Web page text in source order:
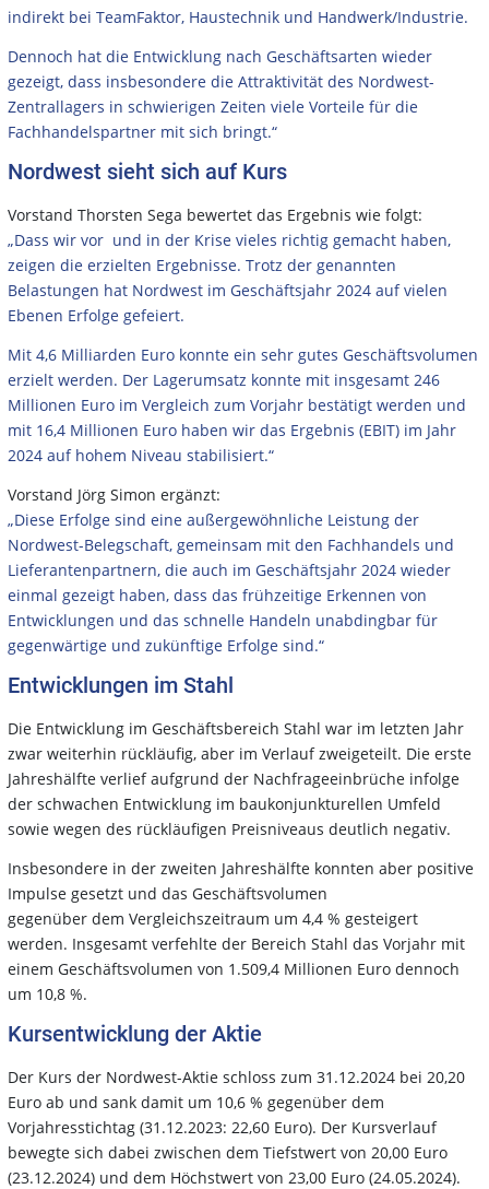
indirekt bei TeamFaktor, Haustechnik und Handwerk/Industrie.
Dennoch hat die Entwicklung nach Geschäftsarten wieder
gezeigt, dass insbesondere die Attraktivität des Nordwest-
Zentrallagers in schwierigen Zeiten viele Vorteile für die
Fachhandelspartner mit sich bringt.“
Nordwest sieht sich auf Kurs
Vorstand Thorsten Sega bewertet das Ergebnis wie folgt:
„Dass wir vor und in der Krise vieles richtig gemacht haben,
zeigen die erzielten Ergebnisse. Trotz der genannten
Belastungen hat Nordwest im Geschäftsjahr 2024 auf vielen
Ebenen Erfolge gefeiert.
Mit 4,6 Milliarden Euro konnte ein sehr gutes Geschäftsvolumen
erzielt werden. Der Lagerumsatz konnte mit insgesamt 246
Millionen Euro im Vergleich zum Vorjahr bestätigt werden und
mit 16,4 Millionen Euro haben wir das Ergebnis (EBIT) im Jahr
2024 auf hohem Niveau stabilisiert.“
Vorstand Jörg Simon ergänzt:
„Diese Erfolge sind eine außergewöhnliche Leistung der
Nordwest-Belegschaft, gemeinsam mit den Fachhandels und
Lieferantenpartnern, die auch im Geschäftsjahr 2024 wieder
einmal gezeigt haben, dass das frühzeitige Erkennen von
Entwicklungen und das schnelle Handeln unabdingbar für
gegenwärtige und zukünftige Erfolge sind.“
Entwicklungen im Stahl
Die Entwicklung im Geschäftsbereich Stahl war im letzten Jahr
zwar weiterhin rückläufig, aber im Verlauf zweigeteilt. Die erste
Jahreshälfte verlief aufgrund der Nachfrageeinbrüche infolge
der schwachen Entwicklung im baukonjunkturellen Umfeld
sowie wegen des rückläufigen Preisniveaus deutlich negativ.
Insbesondere in der zweiten Jahreshälfte konnten aber positive
Impulse gesetzt und das Geschäftsvolumen
gegenüber dem Vergleichszeitraum um 4,4 % gesteigert
werden. Insgesamt verfehlte der Bereich Stahl das Vorjahr mit
einem Geschäftsvolumen von 1.509,4 Millionen Euro dennoch
um 10,8 %.
Kursentwicklung der Aktie
Der Kurs der Nordwest-Aktie schloss zum 31.12.2024 bei 20,20
Euro ab und sank damit um 10,6 % gegenüber dem
Vorjahresstichtag (31.12.2023: 22,60 Euro). Der Kursverlauf
bewegte sich dabei zwischen dem Tiefstwert von 20,00 Euro
(23.12.2024) und dem Höchstwert von 23,00 Euro (24.05.2024).